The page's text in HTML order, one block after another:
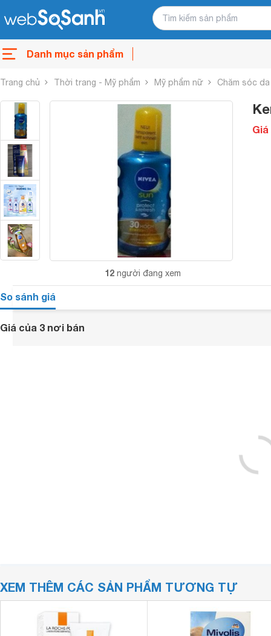
Danh mục sản phẩm
Trang chủ Thời trang - Mỹ phẩm Mỹ phẩm nữ Chăm sóc da
12 người đang xem
So sánh giá
Giá của 3 nơi bán
XEM THÊM CÁC SẢN PHẨM TƯƠNG TỰ